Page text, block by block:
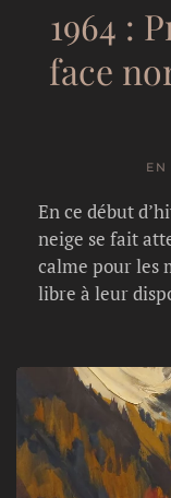
1964 :
face
En ce début
neige se fait
calme pour les
libre à leur